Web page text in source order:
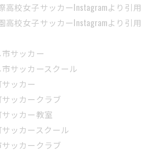
高校女子サッカーInstagramより引用
高校女子サッカーInstagramより引用
サッカー
サッカースクール
ッカー
ッカークラブ
ッカー教室
ッカースクール
ッカークラブ